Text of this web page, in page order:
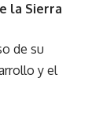
la Sierra
de su
y el